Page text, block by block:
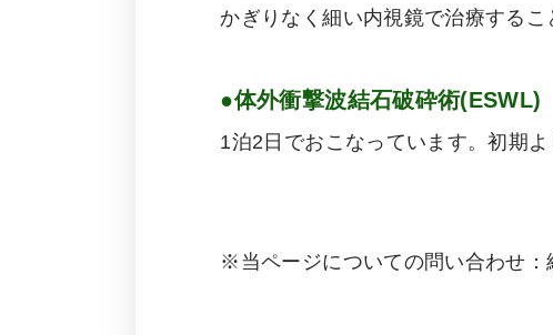
かぎりなく細い内視鏡で治療する
●体外衝撃波結石破砕術(ESWL)
1泊2日でおこなっています。初期
※当ページについての問い合わせ：